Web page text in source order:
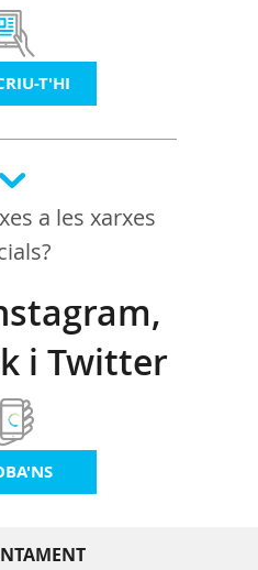
T'HI
a les xarxes
i Twitter